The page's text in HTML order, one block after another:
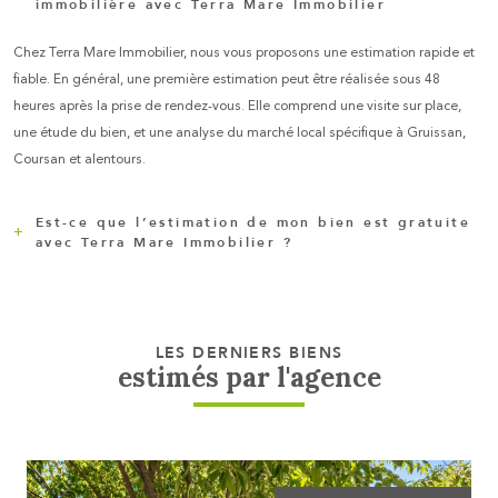
Date de disponibilité *
Mes coordonnées
immobilière avec Terra Mare Immobilier
Chez Terra Mare Immobilier, nous vous proposons une estimation rapide et
fiable. En général, une première estimation peut être réalisée sous 48
heures après la prise de rendez-vous. Elle comprend une visite sur place,
une étude du bien, et une analyse du marché local spécifique à Gruissan,
Coursan et alentours.
Est-ce que l’estimation de mon bien est gratuite
avec Terra Mare Immobilier ?
envisagiez une mise en vente, Terra Mare Immobilier vous accompagne
avec une évaluation précise basée sur notre parfaite connaissance du
marché local de Gruissan et Coursan.
LES DERNIERS BIENS
estimés par l'agence